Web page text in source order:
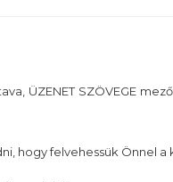
ÜZENET SZÖVEGE
hogy felvehessük Önnel a